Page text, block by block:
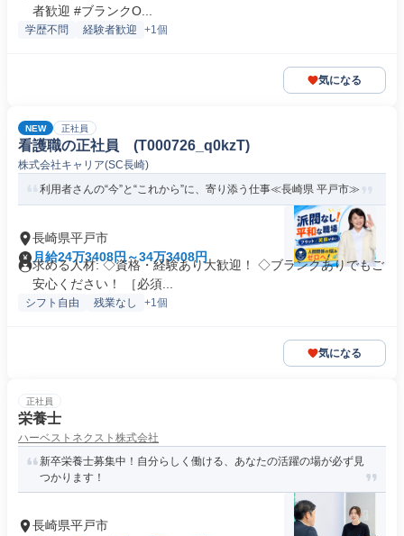
者歓迎 #ブランクO...
学歴不問 経験者歓迎 +1個
気になる
NEW 正社員
看護職の正社員 (T000726_q0kzT)
株式会社キャリア(SC長崎)
利用者さんの“今”と“これから”に、寄り添う仕事≪長崎県 平戸市≫
長崎県平戸市
月給24万3408円～34万3408円
求める人材: ◇資格・経験あり大歓迎！ ◇ブランクありでもご
安心ください！ ［必須...
シフト自由 残業なし +1個
気になる
正社員
栄養士
ハーベストネクスト株式会社
新卒栄養士募集中！自分らしく働ける、あなたの活躍の場が必ず見
つかります！
長崎県平戸市